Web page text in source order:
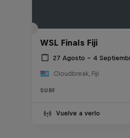
WSL Finals Fiji
27 Agosto – 4
Cloudbreak, Fiji
SURF
Vuelve a verlo